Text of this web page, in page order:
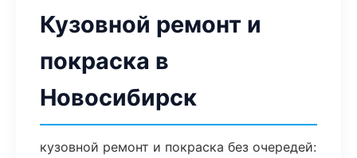
Кузовной ремонт и
покраска в
Новосибирск
кузовной ремонт и покраска без очередей: